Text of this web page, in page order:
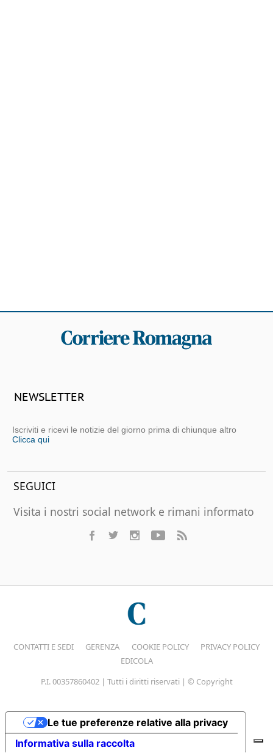
NEWSLETTER
Iscriviti e ricevi le notizie del giorno prima di chiunque altro
Clicca qui
SEGUICI
Visita i nostri social network e rimani informato
CONTATTI E SEDI GERENZA COOKIE POLICY
PRIVACY POLICY
EDICOLA
P.I. 00357860402 | Tutti i diritti riservati | © Copyright
Informativa sulla raccolta
Le tue preferenze relative alla privacy